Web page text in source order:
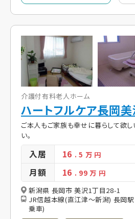
介護付有料老人ホーム
ハートフルケア長岡
ご本人もご家族も幸せに暮らして欲
い。
入居 16 . 5 万 円
月額 16 . 99万 円
新潟県 長岡市 美沢1丁目28-1
JR信越本線(直江津～新潟) 長岡
乗車)